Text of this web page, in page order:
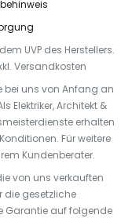
UVP des Herstellers.
Versandkosten
bei uns von Anfang an
Elektriker, Architekt &
erhalten
Für weitere
Kundenberater.
von uns verkauften
die gesetzliche
Garantie auf folgende